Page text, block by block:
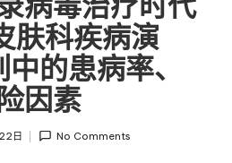
肤科疾病演
的患病率、
因素
日 No Comments